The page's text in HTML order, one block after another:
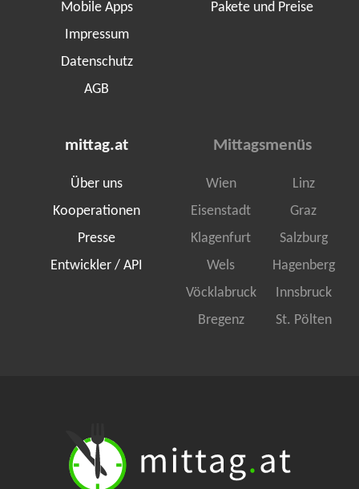
Mobile Apps
Impressum
Datenschutz
AGB
Pakete und Preise
mittag.at
Über uns
Kooperationen
Presse
Entwickler / API
Mittagsmenüs
Wien
Linz
Eisenstadt
Graz
Klagenfurt
Salzburg
Wels
Hagenberg
Vöcklabruck
Innsbruck
Bregenz
St. Pölten